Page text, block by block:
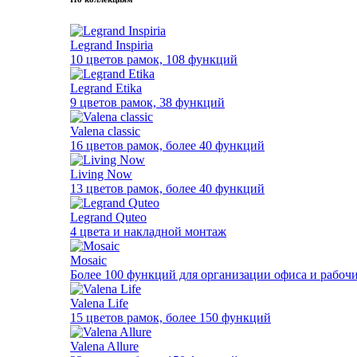
Legrand Inspiria
10 цветов рамок, 108 функций
Legrand Etika
9 цветов рамок, 38 функций
Valena classic
16 цветов рамок, более 40 функций
Living Now
13 цветов рамок, более 40 функций
Legrand Quteo
4 цвета и накладной монтаж
Mosaic
Более 100 функций для организации офиса и
Valena Life
15 цветов рамок, более 150 функций
Valena Allure